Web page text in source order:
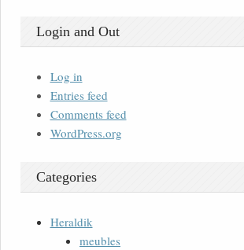
Login and Out
Log in
Entries feed
Comments feed
WordPress.org
Categories
Heraldik
meubles